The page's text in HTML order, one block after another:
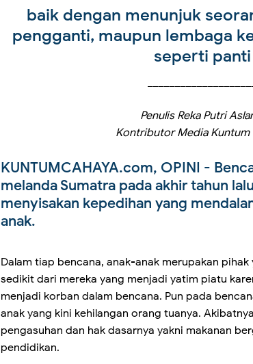
baik dengan menunjuk
pengganti, maupun lembaga
seperti panti
Penulis Reka Putri
Kontributor Media Kuntum
KUNTUMCAHAYA.com, OPINI -
melanda Sumatra pada akhir tahun
menyisakan kepedihan yang
anak.
Dalam tiap bencana, anak-anak merupakan
sedikit dari mereka yang menjadi yatim piatu
menjadi korban dalam bencana. Pun pada
anak yang kini kehilangan orang tuanya.
pengasuhan dan hak dasarnya yakni makanan
pendidikan.